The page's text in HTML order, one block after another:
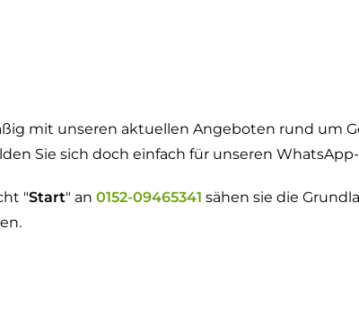
mit unseren aktuellen Angeboten rund um
Sie sich doch einfach für unseren
"Start" an 0152-09465341 sähen sie die